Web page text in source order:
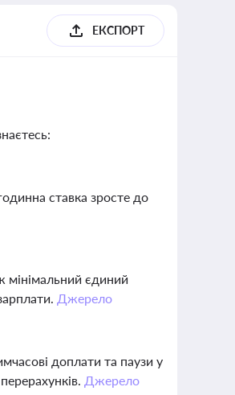
ЕКСПОРТ
ставка зросте до
мінімальний єдиний
Джерело
доплати та паузи у
Джерело